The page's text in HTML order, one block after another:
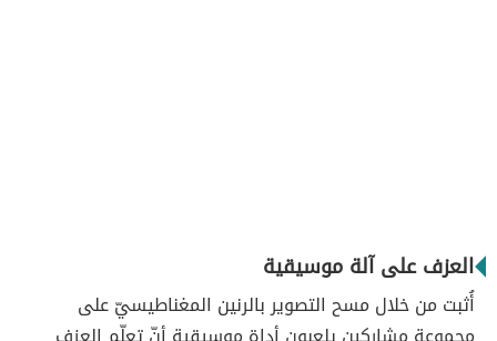
العزف على آلة موسيقية
أُثبت من خلال مسح التصوير بالرنين المغناطيسيّ على